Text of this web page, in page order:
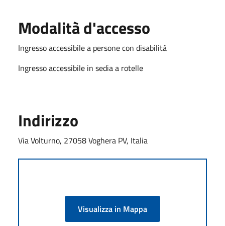
Modalità d'accesso
Ingresso accessibile a persone con disabilità
Ingresso accessibile in sedia a rotelle
Indirizzo
Via Volturno, 27058 Voghera PV, Italia
Visualizza in Mappa